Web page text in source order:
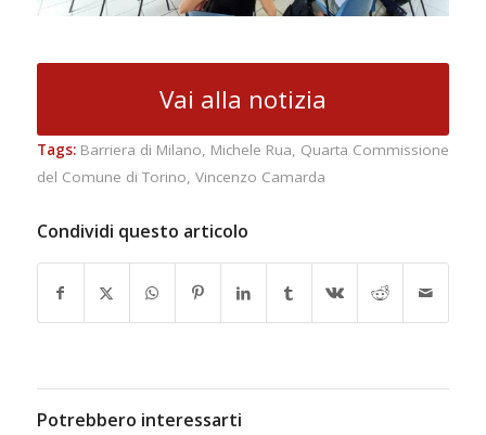
Vai alla notizia
Tags: Barriera di Milano, Michele Rua, Quarta Commissione
del Comune di Torino, Vincenzo Camarda
Condividi questo articolo
Potrebbero interessarti